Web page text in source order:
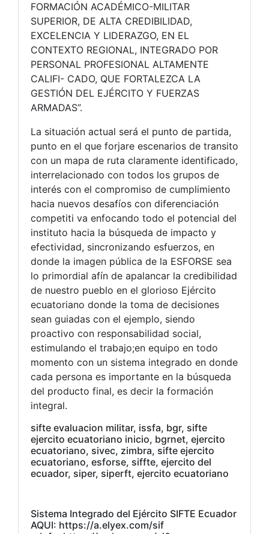
FORMACIÓN ACADÉMICO-MILITAR
SUPERIOR, DE ALTA CREDIBILIDAD,
EXCELENCIA Y LIDERAZGO, EN EL
CONTEXTO REGIONAL, INTEGRADO POR
PERSONAL PROFESIONAL ALTAMENTE
CALIFI- CADO, QUE FORTALEZCA LA
GESTIÓN DEL EJÉRCITO Y FUERZAS
ARMADAS”.
La situación actual será el punto de partida,
punto en el que forjare escenarios de transito
con un mapa de ruta claramente identificado,
interrelacionado con todos los grupos de
interés con el compromiso de cumplimiento
hacia nuevos desafíos con diferenciación
competiti va enfocando todo el potencial del
instituto hacia la búsqueda de impacto y
efectividad, sincronizando esfuerzos, en
donde la imagen pública de la ESFORSE sea
lo primordial afín de apalancar la credibilidad
de nuestro pueblo en el glorioso Ejército
ecuatoriano donde la toma de decisiones
sean guiadas con el ejemplo, siendo
proactivo con responsabilidad social,
estimulando el trabajo;en equipo en todo
momento con un sistema integrado en donde
cada persona es importante en la búsqueda
del producto final, es decir la formación
integral.
sifte evaluacion militar, issfa, bgr, sifte
ejercito ecuatoriano inicio, bgrnet, ejercito
ecuatoriano, sivec, zimbra, sifte ejercito
ecuatoriano, esforse, siffte, ejercito del
ecuador, siper, siperft, ejercito ecuatoriano
Sistema Integrado del Ejército SIFTE Ecuador
AQUI: https://a.elyex.com/sif